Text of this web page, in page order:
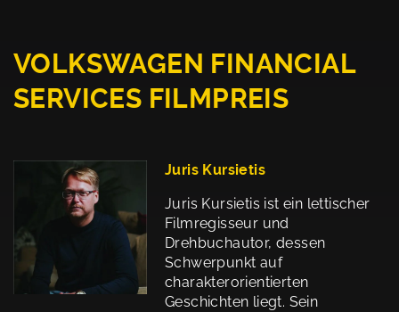
VOLKSWAGEN FINANCIAL
SERVICES FILMPREIS
Juris Kursietis
Juris Kursietis ist ein lettischer
Filmregisseur und
Drehbuchautor, dessen
Schwerpunkt auf
charakterorientierten
Geschichten liegt. Sein